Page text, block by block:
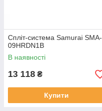
Спліт-система Samurai SMA-
09HRDN1B
В наявності
13 118 ₴
Купити